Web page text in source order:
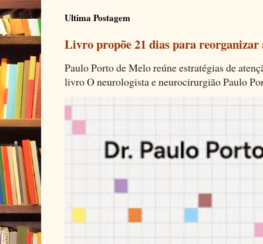
Ultima Postagem
Livro propõe 21 dias para
Paulo Porto de Melo reúne estratégias de
livro O neurologista e neurocirurgião Paulo